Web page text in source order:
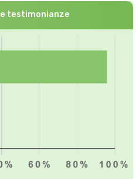
testimonianze